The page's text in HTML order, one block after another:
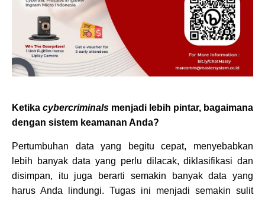
Ketika cybercriminals menjadi lebih pintar, bagaimana
dengan sistem keamanan Anda?
Pertumbuhan data yang begitu cepat, menyebabkan
lebih banyak data yang perlu dilacak, diklasifikasi dan
disimpan, itu juga berarti semakin banyak data yang
harus Anda lindungi. Tugas ini menjadi semakin sulit